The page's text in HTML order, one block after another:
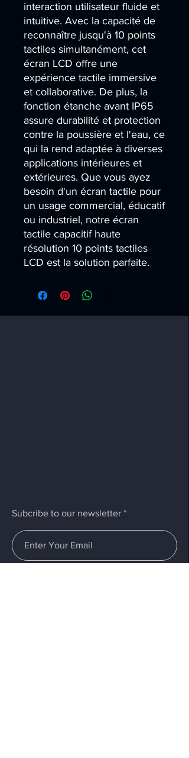
interaction utilisateur fluide et
intuitive. Avec la capacité de
reconnaître jusqu'à 10 points
tactiles simultanément, cet
écran LCD offre une
expérience tactile immersive
et collaborative. De plus, la
fonction étanche avant IP65
assure durabilité et protection
contre la poussière et l'eau, ce
qui la rend adaptée à diverses
applications intérieures et
extérieures. Que vous ayez
besoin d'un écran tactile pour
un usage commercial, éducatif
ou industriel, notre écran
tactile capacitif haute
résolution 10 points tactiles
LCD est la solution parfaite.
Subcribe to our newsletter